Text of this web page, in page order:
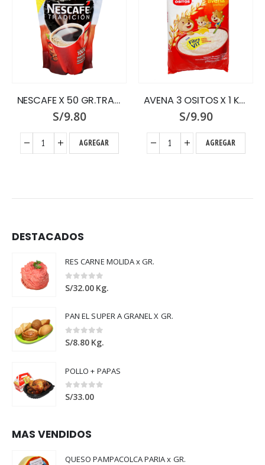
NESCAFE X 50 GR.TRADICION ZIPPER
S/9.80
AGREGAR
AVENA 3 OSITOS X 1 KG.PREMIUM
S/9.90
AGREGAR
DESTACADOS
RES CARNE MOLIDA x GR.
0out of 5
S/32.00 Kg.
PAN EL SUPER A GRANEL X GR.
0out of 5
S/8.80 Kg.
POLLO + PAPAS
0out of 5
S/33.00
MAS VENDIDOS
QUESO PAMPACOLCA PARIA x GR.